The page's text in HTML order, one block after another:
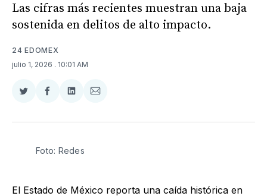
Las cifras más recientes muestran una baja
sostenida en delitos de alto impacto.
24 EDOMEX
julio 1, 2026 . 10:01 AM
Compartir
Twitter
Compartir
Facebook
Compartir
LinkedIn
Compartir
Email
Foto: Redes
El Estado de México reporta una caída histórica en